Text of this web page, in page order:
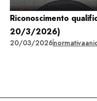
Riconoscimento
20/3/2026)
20/03/2026normativa